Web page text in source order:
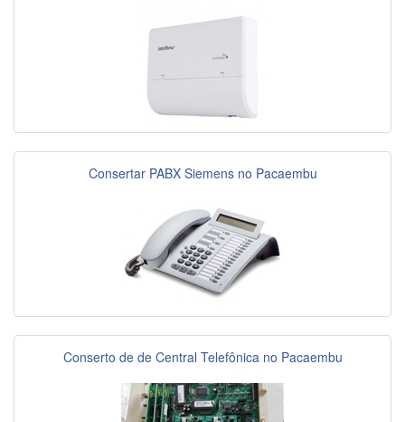
Consertar PABX Siemens no Pacaembu
Conserto de de Central Telefônica no Pacaembu